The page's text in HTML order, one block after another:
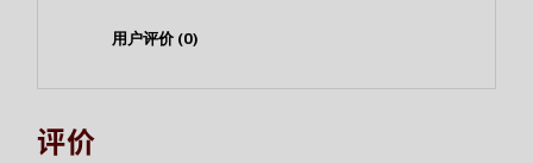
用户评价 (0)
评价